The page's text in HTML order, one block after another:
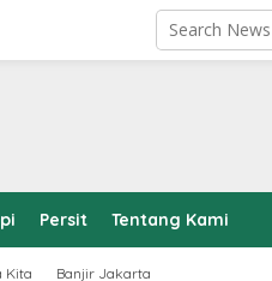
Persit Tentang Kami
Kita Banjir Jakarta